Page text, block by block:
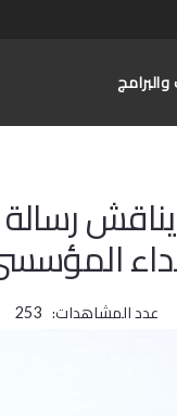
والبرامج
عدد المشاهدات: 253